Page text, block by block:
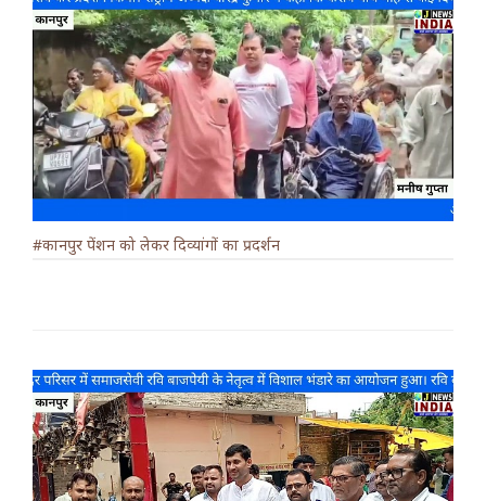
#कानपुर पेंशन को लेकर दिव्यांगों का प्रदर्शन